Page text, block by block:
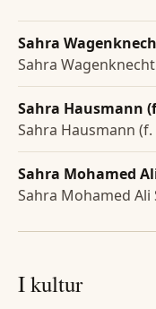
Sahra
Sahra
Sahra Hausmann
Sahra Hausmann
Sahra Mohamed
Sahra Mohamed Ali
I kultur